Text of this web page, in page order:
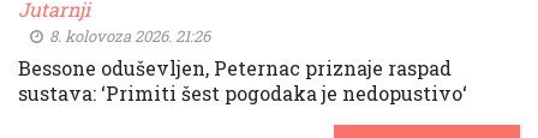
Jutarnji
8. kolovoza 2026. 21:26
Bessone oduševljen, Peternac priznaje raspad
sustava: ‘Primiti šest pogodaka je nedopustivo‘